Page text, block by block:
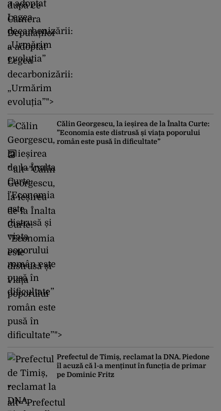
după ce
Camera
Deputaților
a adoptat
Legea
decarbonizării:
„Urmărim
evoluția”">
" alt="Călin
Georgescu,
la ieșirea
de la Înalta
Curte:
”Economia
este
distrusă și
viața
poporului
român este
pusă în
dificultate”">
Călin Georgescu, la ieșirea de la Înalta Curte:
”Economia este distrusă și viața poporului
român este pusă în dificultate”
"
alt="Prefectul
Prefectul de Timiș, reclamat la DNA. Piedone
îl acuză că l-a menținut în funcția de primar
pe Dominic Fritz